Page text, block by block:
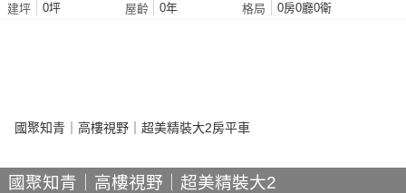
建坪 0坪 屋齡 0年 格局 0房0廳0衛
國聚知青｜高樓視野｜超美精裝大2